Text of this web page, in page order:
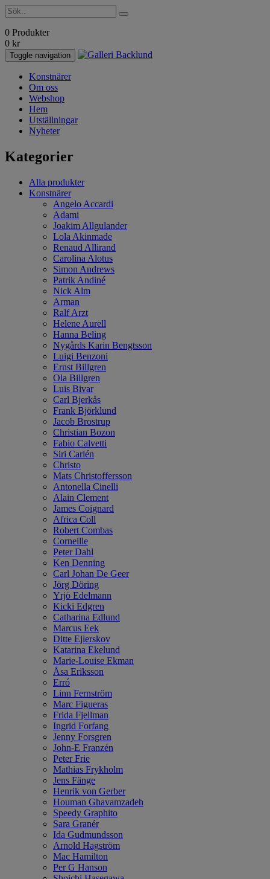
0 Produkter
0 kr
Toggle navigation
Konstnärer
Om oss
Webshop
Hem
Utställningar
Nyheter
Kategorier
Alla produkter
Konstnärer
Angelo Accardi
Adami
Joakim Allgulander
Lola Akinmade
Renaud Allirand
Carolina Alotus
Simon Andrews
Patrik Andiné
Nick Alm
Arman
Ralf Arzt
Helene Aurell
Hanna Beling
Nygårds Karin Bengtsson
Luigi Benzoni
Ernst Billgren
Ola Billgren
Luis Bivar
Carl Bjerkås
Frank Björklund
Jacob Brostrup
Christian Bozon
Fabio Calvetti
Siri Carlén
Christo
Mats Christoffersson
Antonella Cinelli
Alain Clement
James Coignard
Africa Coll
Robert Combas
Corneille
Peter Dahl
Ken Denning
Carl Johan De Geer
Jörg Döring
Yrjö Edelmann
Kicki Edgren
Catharina Edlund
Marcus Eek
Ditte Ejlerskov
Katarina Ekelund
Marie-Louise Ekman
Åsa Eriksson
Erró
Linn Fernström
Marc Figueras
Frida Fjellman
Ingrid Forfang
Jenny Forsgren
John-E Franzén
Peter Frie
Mathias Frykholm
Jens Fänge
Henrik von Gerber
Houman Ghavamzadeh
Speedy Graphito
Sara Granér
Ida Gudmundsson
Arnold Hagström
Mac Hamilton
Per G Hanson